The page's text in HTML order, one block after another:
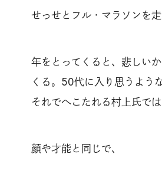
せっせとフル・マラソンを
年をとってくると、悲しい
くる。50代に入り思うよう
それでへこたれる村上氏では
顔や才能と同じで、